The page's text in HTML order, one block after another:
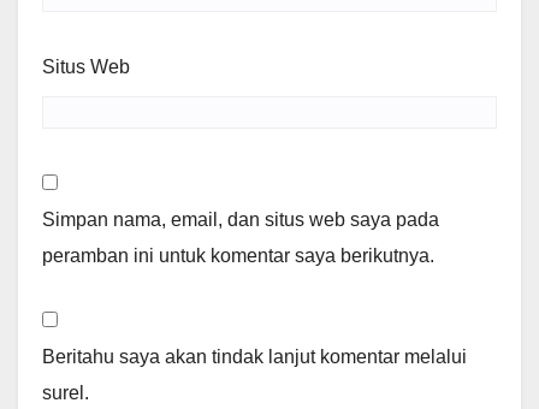
Situs Web
Simpan nama, email, dan situs web saya pada
peramban ini untuk komentar saya berikutnya.
Beritahu saya akan tindak lanjut komentar melalui
surel.